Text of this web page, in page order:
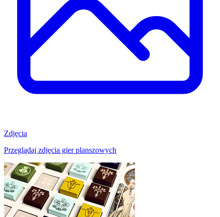
Zdjęcia
Przeglądaj zdjęcia gier planszowych